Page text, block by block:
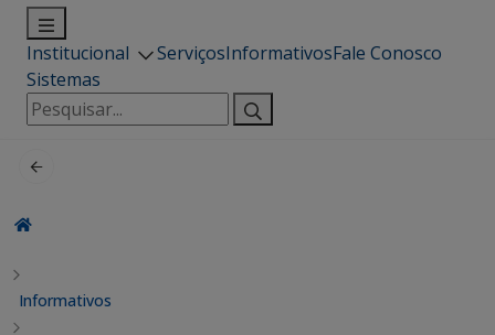
Institucional ServiçosInformativosFale Conosco
Sistemas
Pesquisar
por:
Informativos